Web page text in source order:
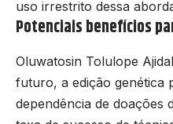
uso irrestrito dessa
Potenciais benefícios
Oluwatosin Tolulope
futuro, a edição genética
dependência de doações